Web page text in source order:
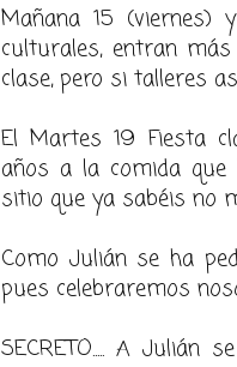
Mañana 15 (viernes)
culturales, entran
clase, pero si talleres
El Martes 19 Fiesta
años a la comida que
sitio que ya sabéis no
Como Julián se ha
pues celebraremos
SECRETO..... A